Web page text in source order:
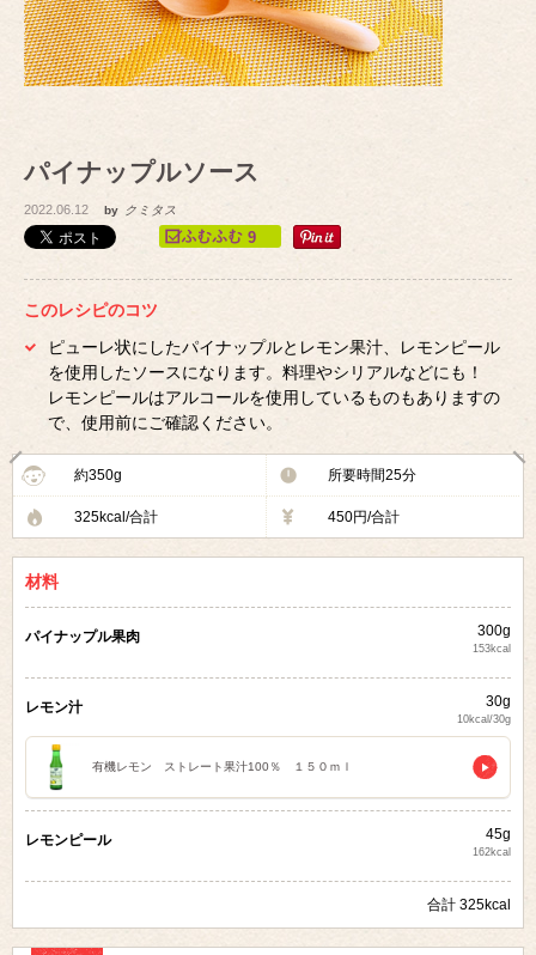
パイナップルソース
2022.06.12 by クミタス
9
このレシピのコツ
ピューレ状にしたパイナップルとレモン果汁、レモンピール
を使用したソースになります。料理やシリアルなどにも！
レモンピールはアルコールを使用しているものもありますの
で、使用前にご確認ください。
約350g 所要時間25分
325kcal/合計 450円/合計
材料
パイナップル果肉 300g
153kcal
レモン汁 30g
10kcal/30g
有機レモン ストレート果汁100％ １５０ｍｌ
レモンピール 45g
162kcal
合計 325kcal